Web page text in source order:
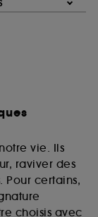
vie. Ils
raviver des
Pour certains,
choisis avec